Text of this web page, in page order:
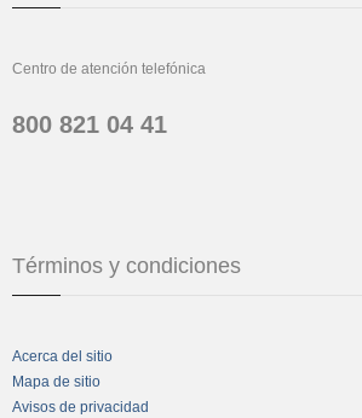
Centro de atención telefónica
800 821 04 41
Términos y condiciones
Acerca del sitio
Mapa de sitio
Avisos de privacidad